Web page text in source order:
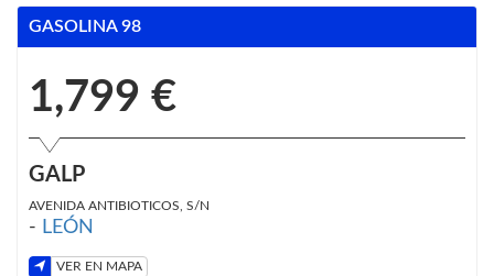
GASOLINA 98
1,799 €
GALP
AVENIDA ANTIBIOTICOS, S/N
- LEÓN
VER EN MAPA